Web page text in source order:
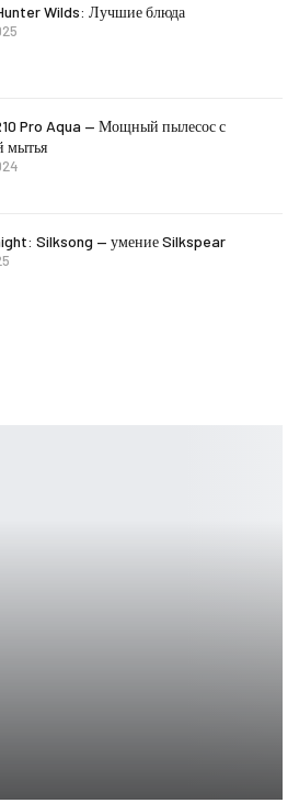
Wilds: Лучшие блюда
Pro Aqua — Мощный пылесос с
мытья
Silksong — умение Silkspear